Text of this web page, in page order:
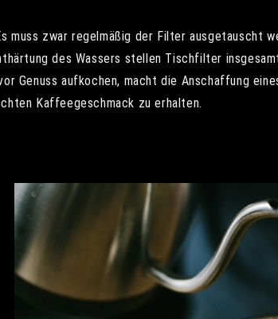
zwar regelmäßig der Filter ausgetauscht
des Wassers stellen Tischfilter
Genuss aufkochen, macht die Anschaffung
Kaffeegeschmack zu erhalten.